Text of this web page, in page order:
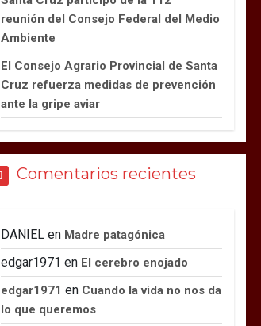
reunión del Consejo Federal del Medio
Ambiente
El Consejo Agrario Provincial de Santa
Cruz refuerza medidas de prevención
ante la gripe aviar
Comentarios recientes
DANIEL en Madre patagónica
edgar1971 en El cerebro enojado
edgar1971 en Cuando la vida no nos da
lo que queremos